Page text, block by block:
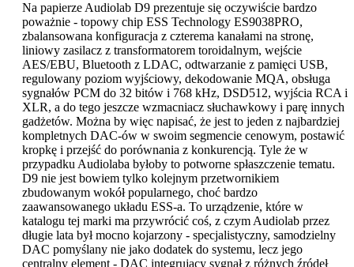
Na papierze Audiolab D9 prezentuje się oczywiście bardzo
poważnie - topowy chip ESS Technology ES9038PRO,
zbalansowana konfiguracja z czterema kanałami na stronę,
liniowy zasilacz z transformatorem toroidalnym, wejście
AES/EBU, Bluetooth z LDAC, odtwarzanie z pamięci USB,
regulowany poziom wyjściowy, dekodowanie MQA, obsługa
sygnałów PCM do 32 bitów i 768 kHz, DSD512, wyjścia RCA i
XLR, a do tego jeszcze wzmacniacz słuchawkowy i parę innych
gadżetów. Można by więc napisać, że jest to jeden z najbardziej
kompletnych DAC-ów w swoim segmencie cenowym, postawić
kropkę i przejść do porównania z konkurencją. Tyle że w
przypadku Audiolaba byłoby to potworne spłaszczenie tematu.
D9 nie jest bowiem tylko kolejnym przetwornikiem
zbudowanym wokół popularnego, choć bardzo
zaawansowanego układu ESS-a. To urządzenie, które w
katalogu tej marki ma przywrócić coś, z czym Audiolab przez
długie lata był mocno kojarzony - specjalistyczny, samodzielny
DAC pomyślany nie jako dodatek do systemu, lecz jego
centralny element - DAC integrujący sygnał z różnych źródeł